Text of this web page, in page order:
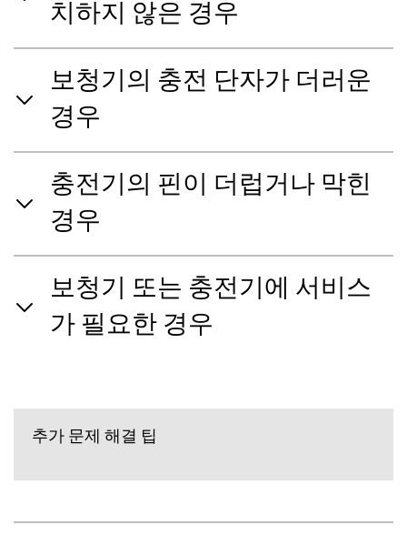
치하지 않은 경우
보청기의 충전 단자가 더러운
경우
충전기의 핀이 더럽거나 막힌
경우
보청기 또는 충전기에 서비스
가 필요한 경우
추가 문제 해결 팁